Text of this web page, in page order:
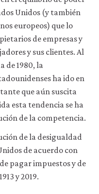
Unidos (y también
europeos) que lo
de empresas y
y sus clientes. Al
de 1980, la
ha ido en
que aún suscita
esta tendencia se ha
de la competencia.
de la desigualdad
de acuerdo con
pagar impuestos y de
y 2019.